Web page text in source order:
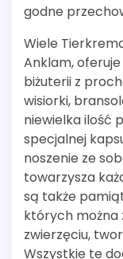
godne
Wiele
Anklam,
biżuterii z
wisiorki,
niewielka ilość
specjalnej
noszenie ze
towarzysza
są także
których można
zwierzęciu,
Wszystkie te